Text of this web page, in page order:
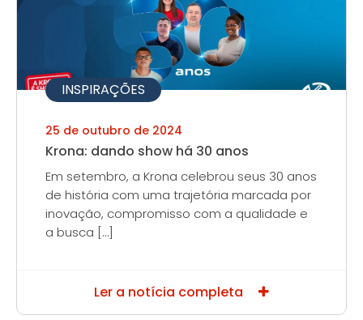
INSPIRAÇÕES
25 de outubro de 2024
Krona: dando show há 30 anos
Em setembro, a Krona celebrou seus 30 anos
de história com uma trajetória marcada por
inovação, compromisso com a qualidade e
a busca […]
Ler a notícia completa